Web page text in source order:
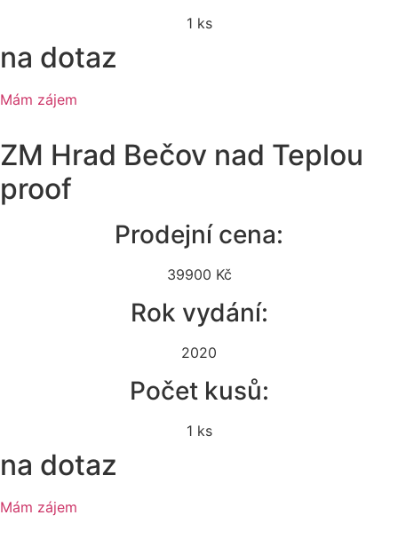
1 ks
na dotaz
Mám zájem
ZM Hrad Bečov nad Teplou
proof
Prodejní cena:
39900 Kč
Rok vydání:
2020
Počet kusů:
1 ks
na dotaz
Mám zájem